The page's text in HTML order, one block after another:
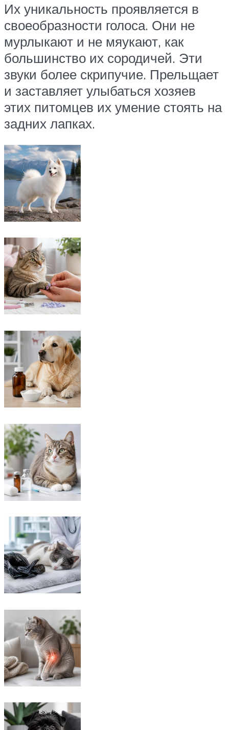
Их уникальность проявляется в
своеобразности голоса. Они не
мурлыкают и не мяукают, как
большинство их сородичей. Эти
звуки более скрипучие. Прельщает
и заставляет улыбаться хозяев
этих питомцев их умение стоять на
задних лапках.